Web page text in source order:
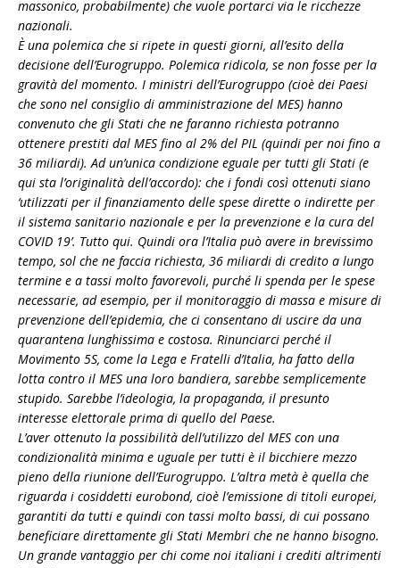
massonico, probabilmente) che vuole portarci via le ricchezze
nazionali.
È una polemica che si ripete in questi giorni, all’esito della
decisione dell’Eurogruppo. Polemica ridicola, se non fosse per la
gravità del momento. I ministri dell’Eurogruppo (cioè dei Paesi
che sono nel consiglio di amministrazione del MES) hanno
convenuto che gli Stati che ne faranno richiesta potranno
ottenere prestiti dal MES fino al 2% del PIL (quindi per noi fino a
36 miliardi). Ad un’unica condizione eguale per tutti gli Stati (e
qui sta l’originalità dell’accordo): che i fondi così ottenuti siano
‘utilizzati per il finanziamento delle spese dirette o indirette per
il sistema sanitario nazionale e per la prevenzione e la cura del
COVID 19’. Tutto qui. Quindi ora l’Italia può avere in brevissimo
tempo, sol che ne faccia richiesta, 36 miliardi di credito a lungo
termine e a tassi molto favorevoli, purché li spenda per le spese
necessarie, ad esempio, per il monitoraggio di massa e misure di
prevenzione dell’epidemia, che ci consentano di uscire da una
quarantena lunghissima e costosa. Rinunciarci perché il
Movimento 5S, come la Lega e Fratelli d’Italia, ha fatto della
lotta contro il MES una loro bandiera, sarebbe semplicemente
stupido. Sarebbe l’ideologia, la propaganda, il presunto
interesse elettorale prima di quello del Paese.
L’aver ottenuto la possibilità dell’utilizzo del MES con una
condizionalità minima e uguale per tutti è il bicchiere mezzo
pieno della riunione dell’Eurogruppo. L’altra metà è quella che
riguarda i cosiddetti eurobond, cioè l’emissione di titoli europei,
garantiti da tutti e quindi con tassi molto bassi, di cui possano
beneficiare direttamente gli Stati Membri che ne hanno bisogno.
Un grande vantaggio per chi come noi italiani i crediti altrimenti